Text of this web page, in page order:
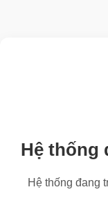
Hệ thống
Hệ thống đang